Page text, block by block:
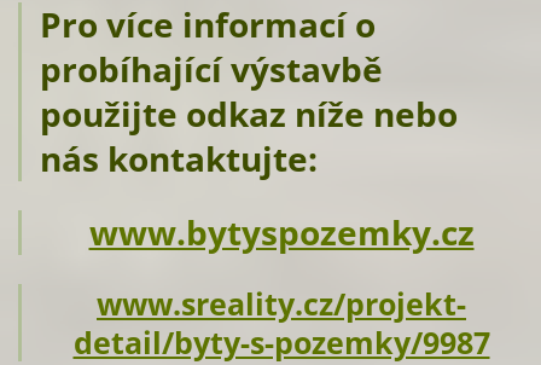
Pro více informací o
probíhající výstavbě
použijte odkaz níže nebo
nás kontaktujte:
www.bytyspozemky.cz
www.sreality.cz/projekt-
detail/byty-s-pozemky/9987